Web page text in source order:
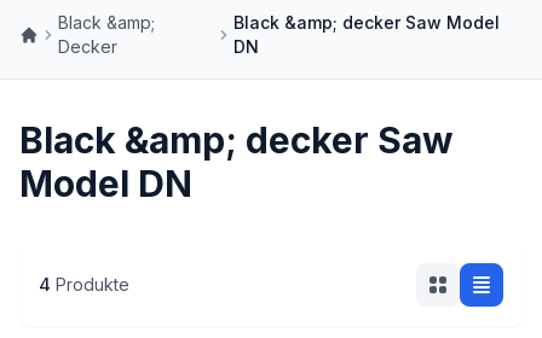
Black &amp;
Decker
Black &amp; decker Saw Model
DN
Black &amp; decker Saw
Model DN
4 Produkte